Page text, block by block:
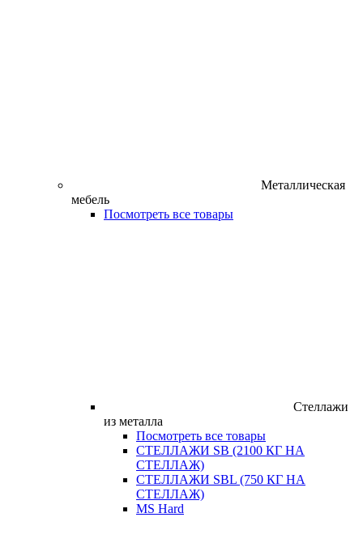
Металлическая
мебель
Посмотреть все товары
Стеллажи
из металла
Посмотреть все товары
СТЕЛЛАЖИ SB (2100 КГ НА
СТЕЛЛАЖ)
СТЕЛЛАЖИ SBL (750 КГ НА
СТЕЛЛАЖ)
MS Hard